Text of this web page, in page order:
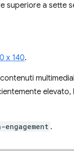
superiore a sette
x 140.
.